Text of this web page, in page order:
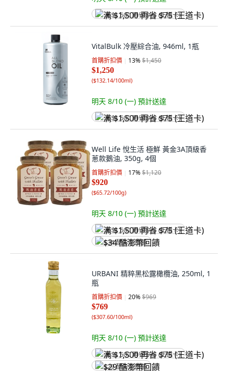
满 $1,500 再省 $75 (王道卡)
VitalBulk 冷壓綜合油, 946ml, 1瓶
首購折扣價 13%$1,450
$1,250
($132.14/100ml)
明天 8/10 (一) 預計送達
满 $1,500 再省 $75 (王道卡)
Well Life 悅生活 極鮮 黃金3A頂級香
蔥款鵝油, 350g, 4個
首購折扣價 17%$1,120
$920
($65.72/100g)
明天 8/10 (一) 預計送達
满 $1,500 再省 $75 (王道卡)
$34 酷澎幣回饋
URBANI 精粹黑松露橄欖油, 250ml, 1
瓶
首購折扣價 20%$969
$769
($307.60/100ml)
明天 8/10 (一) 預計送達
满 $1,500 再省 $75 (王道卡)
$29 酷澎幣回饋